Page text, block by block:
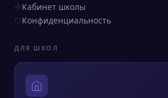
Кабинет школы
Конфиденциальность
ДЛЯ ШКОЛ